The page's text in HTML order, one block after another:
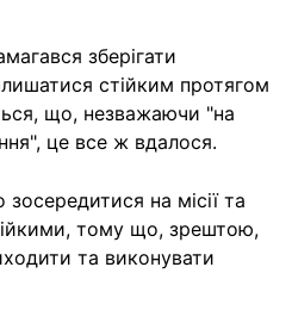
зберігати
стійким протягом
що, незважаючи "на
це все ж вдалося.
на місії та
тому що, зрештою,
та виконувати